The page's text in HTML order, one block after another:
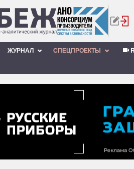
ЖУРНАЛ СПЕЦПРОЕКТЫ